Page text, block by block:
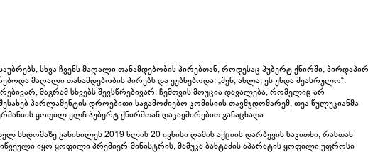
სხვა ჩვენს მაღალი თანამდებობის პირებთან, როდესაც ჰუბერტ ქნირში, პირდაპირ
მაღალი თანამდებობის პირებს და ეუბნებოდა: „შენ, ახლა, ეს უნდა შეასრულო“.
მაგრამ სხვებს შევსწრებივარ. ჩემთვის მოუცია დავალება, რომელიც არ
პარლამენტის დროებითი საგამოძიებო კომისიის თავმჯდომარემ, თეა წულუკიანმა
ყოფილ ელჩ ჰუბერტ ქნირშთან დაკავშირებით განაცხადა.
სხდომაზე განიხილეს 2019 წლის 20 ივნისი ღამის აქციის დარბევის საკითხი, რასთან
იყო ყოფილი პრემიერ-მინისტრის, მამუკა ბახტაძის აპარატის ყოფილი უფროსი